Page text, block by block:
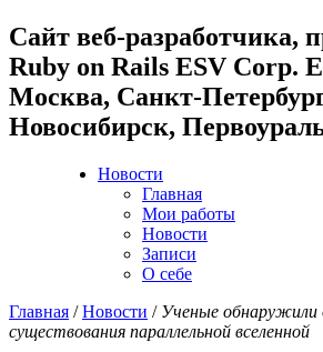
Cайт веб-разработчика,
Ruby on Rails ESV Corp.
Москва, Санкт-
Новосибирск,
Новости
Главная
Мои работы
Новости
Записи
О себе
Главная /Новости / Ученые обнаружили
существования параллельной вселенной